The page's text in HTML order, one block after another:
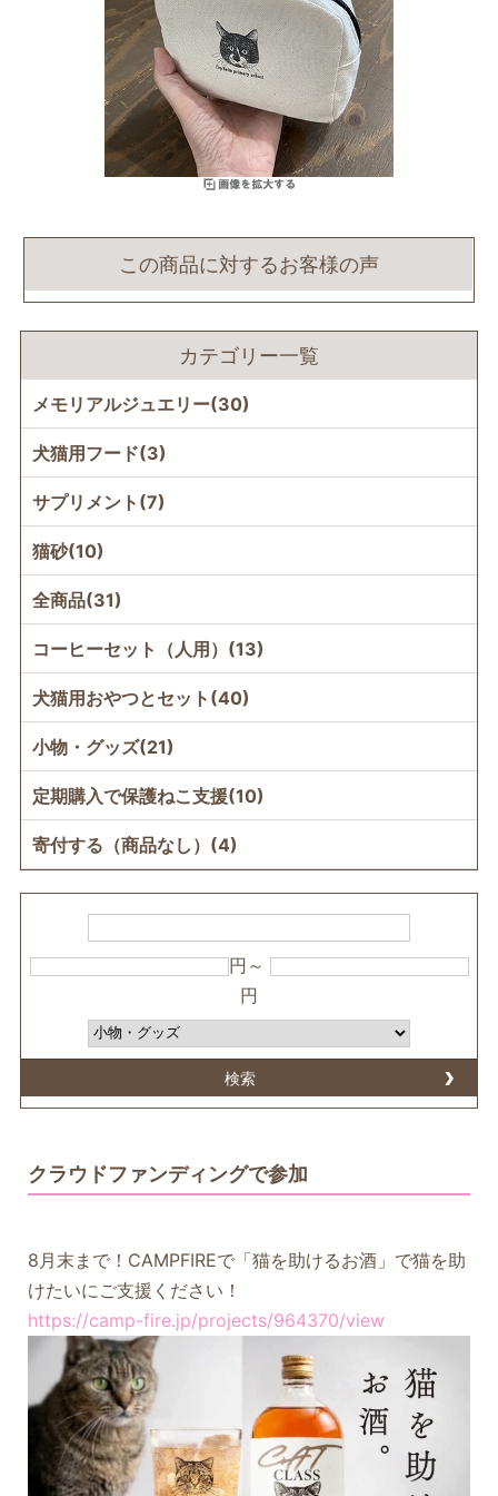
この商品に対するお客様の声
カテゴリー一覧
メモリアルジュエリー(30)
犬猫用フード(3)
サプリメント(7)
猫砂(10)
全商品(31)
コーヒーセット（人用）(13)
犬猫用おやつとセット(40)
小物・グッズ(21)
定期購入で保護ねこ支援(10)
寄付する（商品なし）(4)
円～
円
検索
クラウドファンディングで参加
8月末まで！CAMPFIREで「猫を助けるお酒」で猫を助
けたいにご支援ください！
https://camp-fire.jp/projects/964370/view